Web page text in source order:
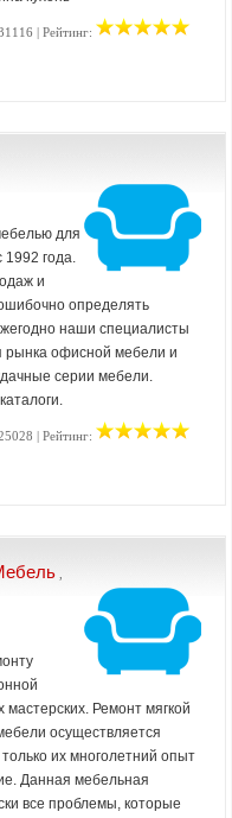
| Рейтинг:
для
года.
и
определять
наши специалисты
рынка офисной мебели и
серии мебели.
| Рейтинг:
мастерских. Ремонт мягкой
осуществляется
их многолетний опыт
Данная мебельная
все проблемы, которые